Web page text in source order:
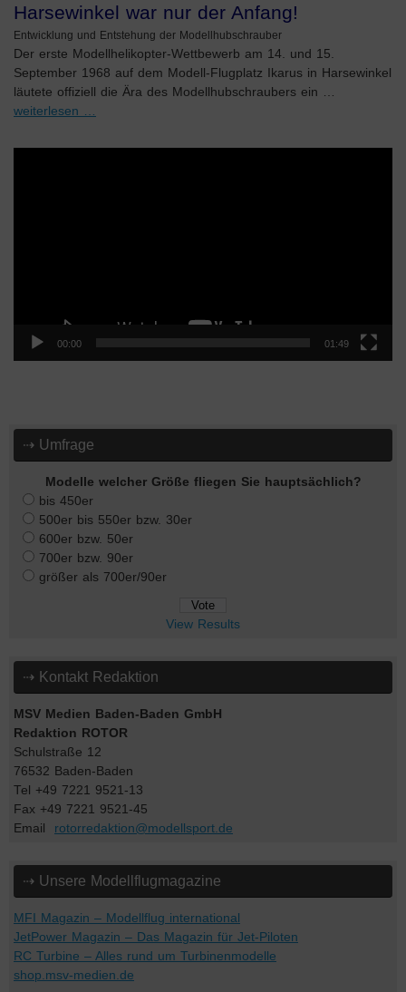
Harsewinkel war nur der Anfang!
Entwicklung und Entstehung der Modellhubschrauber
Der erste Modellhelikopter-Wettbewerb am 14. und 15.
September 1968 auf dem Modell-Flugplatz Ikarus in Harsewinkel
läutete offiziell die Ära des Modellhubschraubers ein …
weiterlesen …
00:00 01:49
⇢ Umfrage
Modelle welcher Größe fliegen Sie hauptsächlich?
bis 450er
500er bis 550er bzw. 30er
600er bzw. 50er
700er bzw. 90er
größer als 700er/90er
View Results
⇢ Kontakt Redaktion
MSV Medien Baden-Baden GmbH
Redaktion ROTOR
Schulstraße 12
76532 Baden-Baden
Tel +49 7221 9521-13
Fax +49 7221 9521-45
Email rotorredaktion@modellsport.de
⇢ Unsere Modellflugmagazine
MFI Magazin – Modellflug international
JetPower Magazin – Das Magazin für Jet-Piloten
RC Turbine – Alles rund um Turbinenmodelle
shop.msv-medien.de